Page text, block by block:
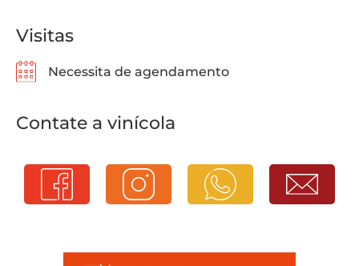
Visitas
Necessita de agendamento
Contate a vinícola